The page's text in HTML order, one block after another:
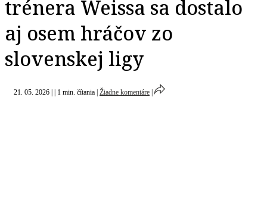
trénera Weissa sa dostalo
aj osem hráčov zo
slovenskej ligy
21. 05. 2026 1 min. čítania Žiadne komentáre